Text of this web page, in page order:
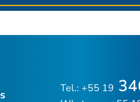
Tel.: +55 19